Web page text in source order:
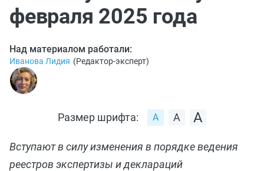
февраля 2025 года
Над материалом работали:
Иванова Лидия (Редактор-эксперт)
Размер шрифта:
Вступают в силу изменения в порядке ведения
реестров экспертизы и деклараций